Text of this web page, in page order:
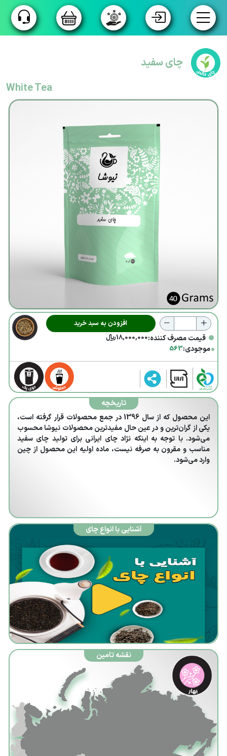
فروشگاه
گروه بندی
تولید
بسته بندی
فروش
توزیع
محصولات
ما
کارکرد
محصولات
کنترل
گیاهان
تجارت ما
فرصت
درآمدزایی
ما
برنامه های
تشویقی ما
باشگاه
راهبران
مجله
مجازی ما
چای سفید
White Tea
افزودن به سبد خرید
•قیمت مصرف کننده:18,000,000﷼
•موجودی:563
تاریخچه
این محصول که از سال 1396 در جمع محصولات قرار گرفته است،
یکی از گران‌ترین و در عین حال مفیدترین محصولات نیوشا محسوب
می‌شود. با توجه به اینکه نژاد چای ایرانی برای تولید چای سفید
مناسب و مقرون به صرفه نیست، ماده اولیه این محصول از چین
وارد می‌شود.
آشنایی با انواع چای
نقشه تامین